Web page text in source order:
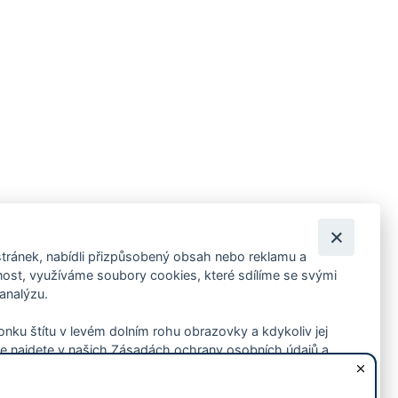
pozvánky na kulturní a sportovní akce?
nabídli přizpůsobený obsah nebo reklamu a
využíváme soubory cookies, které sdílíme se svými
štítu v levém dolním rohu obrazovky a kdykoliv jej
najdete v našich Zásadách ochrany osobních údajů a